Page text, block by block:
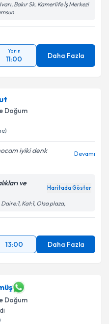
Bakır Sk. Kamerlife İş Merkezi
Yarın
11:00 Daha Fazla
Doğum
iyiki denk
Devamı
ve
Haritada Göster
Kat:1, Olsa plaza,
13:00 Daha Fazla
Doğum